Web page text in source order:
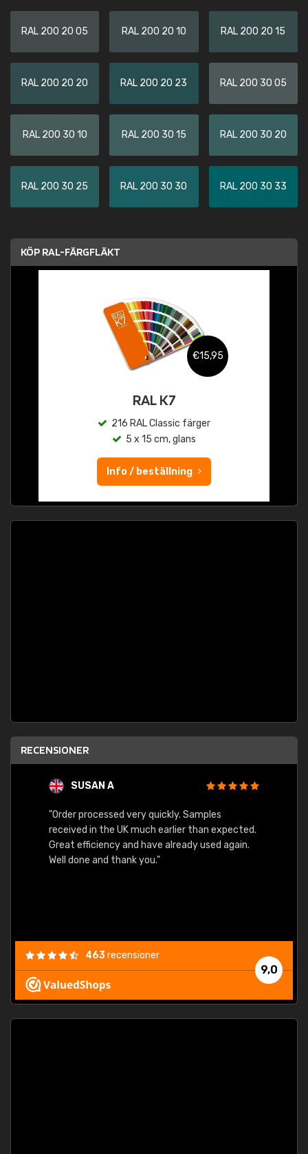
RAL 200 20 05 RAL 200 20 10 RAL 200 20 15
RAL 200 20 20 RAL 200 20 23 RAL 200 30 05
RAL 200 30 10 RAL 200 30 15 RAL 200 30 20
RAL 200 30 25 RAL 200 30 30 RAL 200 30 33
KÖP RAL-FÄRGFLÄKT
€15,95
RAL K7
216 RAL Classic färger
5 x 15 cm, glans
Info / beställning
RECENSIONER
SUSAN A
"Order processed very quickly. Samples
received in the UK much earlier than expected.
Great efficiency and have already used again.
Well done and thank you."
9,0
463recensioner